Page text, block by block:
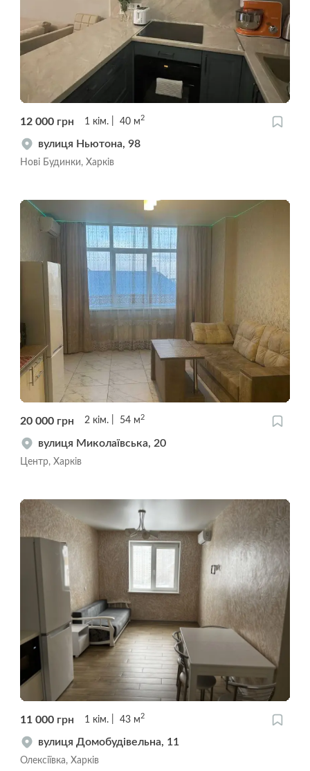
12 000 грн 1 кім. 40 м2
вулиця Ньютона, 98
Нові Будинки, Харків
20 000 грн 2 кім. 54 м 2
вулиця Миколаївська, 20
Центр, Харків
11 000 грн 1 кім. 43 м2
вулиця Домобудівельна, 11
Олексіївка, Харків